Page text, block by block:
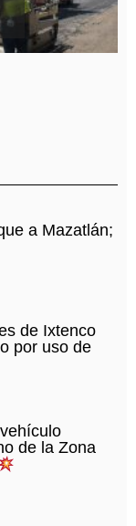
a Mazatlán;
de Ixtenco
por uso de
de la Zona